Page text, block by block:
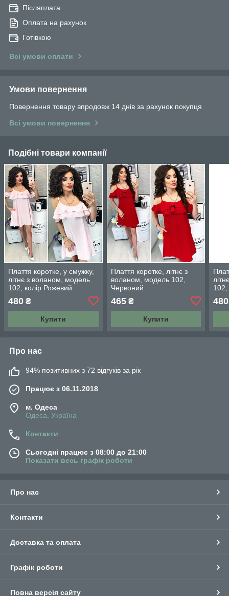
Післяплата
Оплата на рахунок
Готівкою
Всі умови оплати
Умови повернення
Повернення товару впродовж 14 днів за рахунок покупця
Всі умови повернення
Подібні товари компанії
Плаття коротке, у смужку,
літнє з воланом, модель
102, колір Рожевий
480 ₴
Купити
Плаття коротке, літнє з
воланом, модель 102,
Червоний
465₴
Купити
102,
480
Про нас
94% позитивних з 72 відгуків за рік
Працює з 06.11.2018
м. Одеса
Одеса, Україна
Контакти
Сьогодні працює з 08:00 до 21:00
Показати весь графік роботи
Про нас
Контакти
Доставка та оплата
Графік роботи
Повна версія сайту